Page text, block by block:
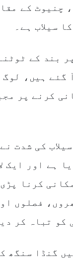
چنیوٹ کے
سیلاب ہے۔
بند کے
گئے ہیں،
کرنے پر
ہے اور ایک
کرنا پڑی
فصلوں
کو تباہ کر
گنڈا سنگھ